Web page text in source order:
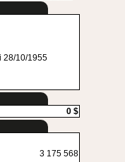
28/10/1955
0 $
3 175 568